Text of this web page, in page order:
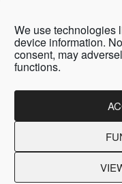
We use technologies
device information.
consent, may
functions.